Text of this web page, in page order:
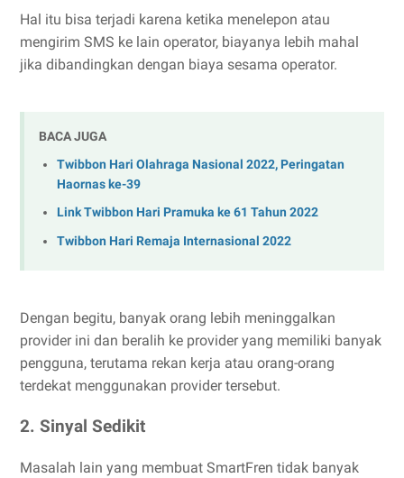
Hal itu bisa terjadi karena ketika menelepon atau
mengirim SMS ke lain operator, biayanya lebih mahal
jika dibandingkan dengan biaya sesama operator.
BACA JUGA
Twibbon Hari Olahraga Nasional 2022, Peringatan
Haornas ke-39
Link Twibbon Hari Pramuka ke 61 Tahun 2022
Twibbon Hari Remaja Internasional 2022
Dengan begitu, banyak orang lebih meninggalkan
provider ini dan beralih ke provider yang memiliki banyak
pengguna, terutama rekan kerja atau orang-orang
terdekat menggunakan provider tersebut.
2. Sinyal Sedikit
Masalah lain yang membuat SmartFren tidak banyak